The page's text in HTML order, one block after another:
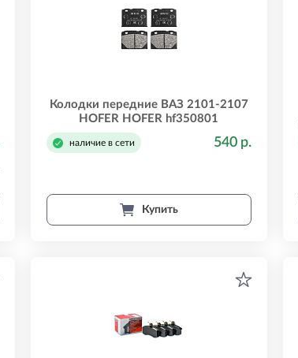
Колодки передние ВАЗ 2101-2107
HOFER HOFER hf350801
наличие в сети 540 р.
Купить